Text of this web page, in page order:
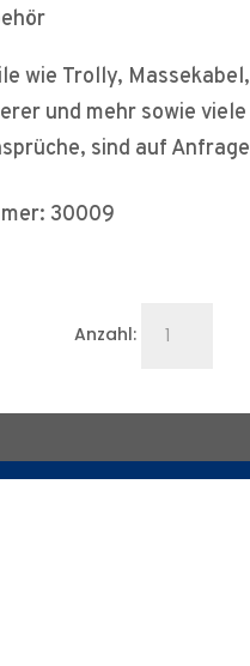
wie Trolly,
und mehr sowie
sind auf
30009
Anzahl:
300
Menge